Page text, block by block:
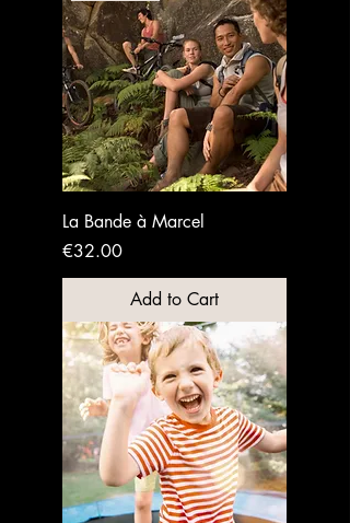
La Bande à Marcel
Price
€32.00
Add to Cart